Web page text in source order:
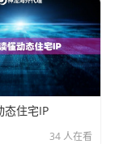
择，决定了你
、响应时间和
线或高则会
采集的基
态住宅IP
34 人在看